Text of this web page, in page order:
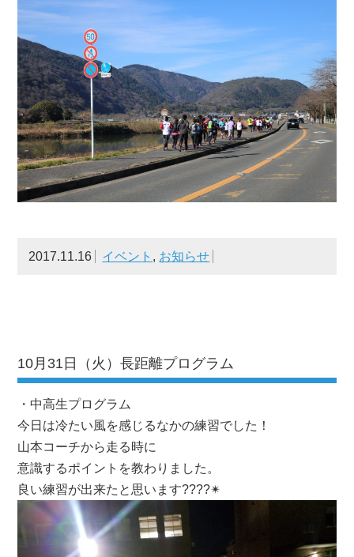
2017.11.16 イベント , お知らせ
10月31日（火）長距離プログラム
・中高生プログラム
今日は冷たい風を感じるなかの練習でした！
山本コーチから走る時に
意識するポイントを教わりました。
良い練習が出来たと思います????✴